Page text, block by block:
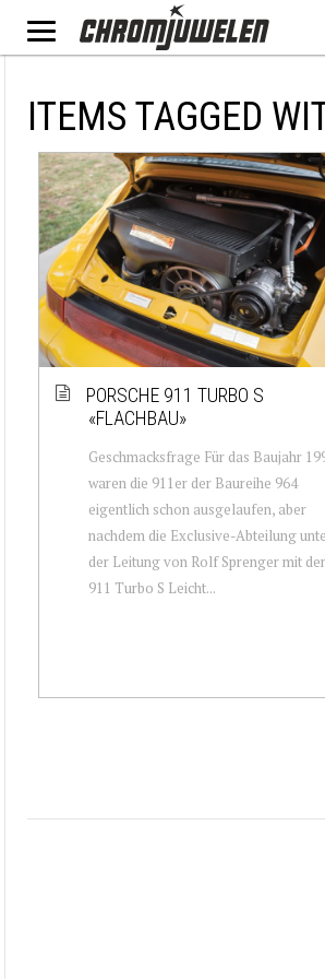
ITEMS TAGGED
PORSCHE 911 TURBO S
«FLACHBAU»
Geschmacksfrage Für das Baujahr
waren die 911er der Baureihe 964
eigentlich schon ausgelaufen, aber
nachdem die Exclusive-Abteilung
der Leitung von Rolf Sprenger mit
911 Turbo S Leicht...